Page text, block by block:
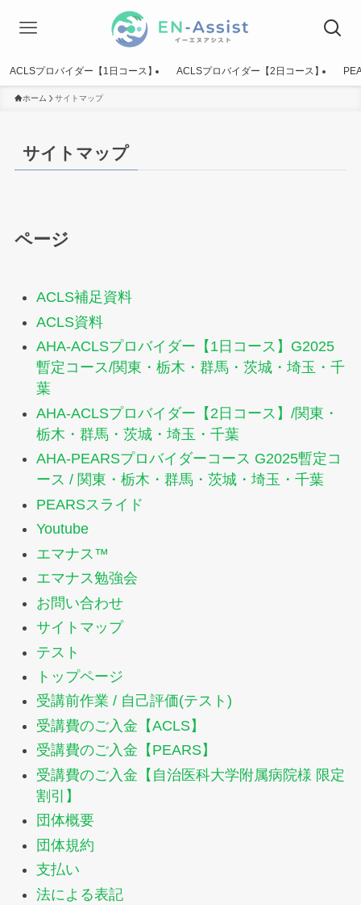
ACLSプロバイダー【1日コース】 ACLSプロバイダー【2日コース】
ホーム サイトマップ
サイトマップ
ページ
ACLS補足資料
ACLS資料
AHA-ACLSプロバイダー【1日コース】G2025
暫定コース/関東・栃木・群馬・茨城・埼玉・千
葉
AHA-ACLSプロバイダー【2日コース】/関東・
栃木・群馬・茨城・埼玉・千葉
AHA-PEARSプロバイダーコース G2025暫定コ
ース / 関東・栃木・群馬・茨城・埼玉・千葉
PEARSスライド
Youtube
エマナス™️
エマナス勉強会
お問い合わせ
サイトマップ
テスト
トップページ
受講前作業 / 自己評価(テスト)
受講費のご入金【ACLS】
受講費のご入金【PEARS】
受講費のご入金【自治医科大学附属病院様 限定
割引】
団体概要
団体規約
支払い
法による表記